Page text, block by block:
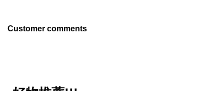
Customer comments